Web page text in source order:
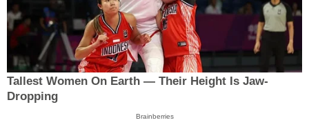
Tallest Women On Earth — Their Height Is Jaw-
Dropping
Brainberries